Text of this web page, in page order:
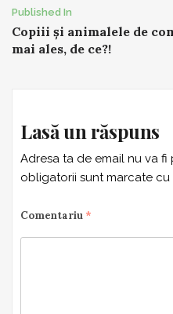
Post
navigation
Published In
Copiii și animalele de
mai ales, de ce?!
Lasă un răspuns
Adresa ta de email nu va fi
obligatorii sunt marcate cu
Comentariu *